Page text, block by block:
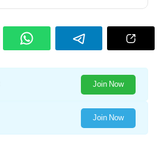
Join Now
Join Now